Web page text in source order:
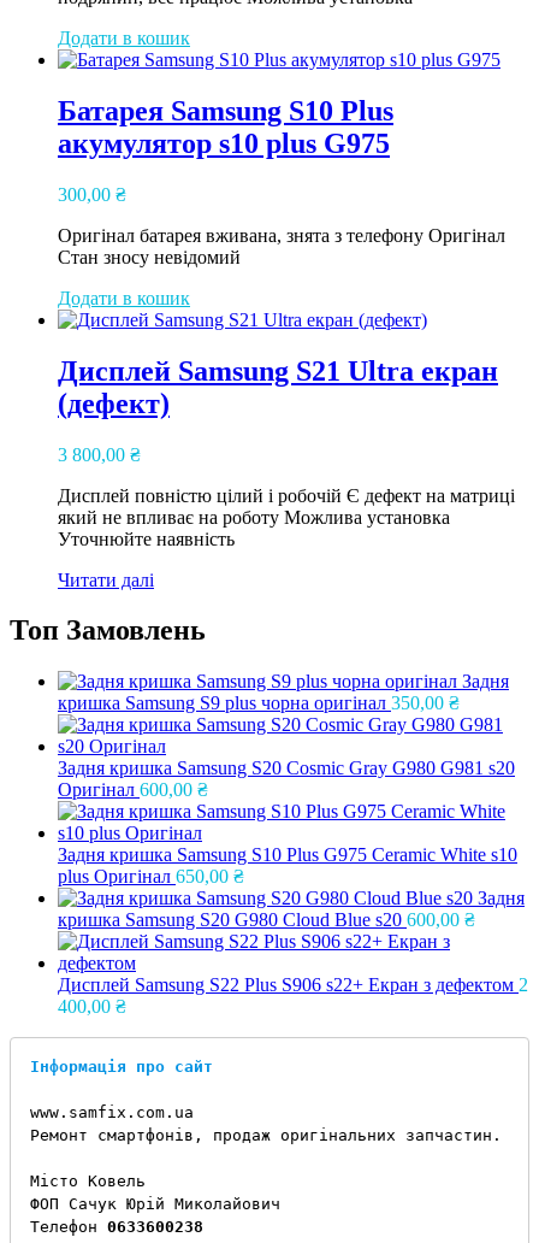
Додати в кошик
Батарея Samsung S10 Plus
акумулятор s10 plus G975
300,00 ₴
Оригінал батарея вживана, знята з телефону Оригінал
Стан зносу невідомий
Додати в кошик
Дисплей Samsung S21 Ultra екран
(дефект)
3 800,00 ₴
Дисплей повністю цілий і робочій Є дефект на матриці
який не впливає на роботу Можлива установка
Уточнюйте наявність
Читати далі
Топ Замовлень
Задня
кришка Samsung S9 plus чорна оригінал 350,00 ₴
Задня кришка Samsung S20 Cosmic Gray G980 G981 s20
Оригінал 600,00 ₴
Задня кришка Samsung S10 Plus G975 Ceramic White s10
plus Оригінал 650,00 ₴
Задня
кришка Samsung S20 G980 Cloud Blue s20 600,00 ₴
Дисплей Samsung S22 Plus S906 s22+ Екран з дефектом 2
400,00 ₴
Інформація про сайт
www.samfix.com.ua
Ремонт смартфонів, продаж оригінальних запчастин.
Місто Ковель
ФОП Сачук Юрій Миколайович
Телефон 0633600238